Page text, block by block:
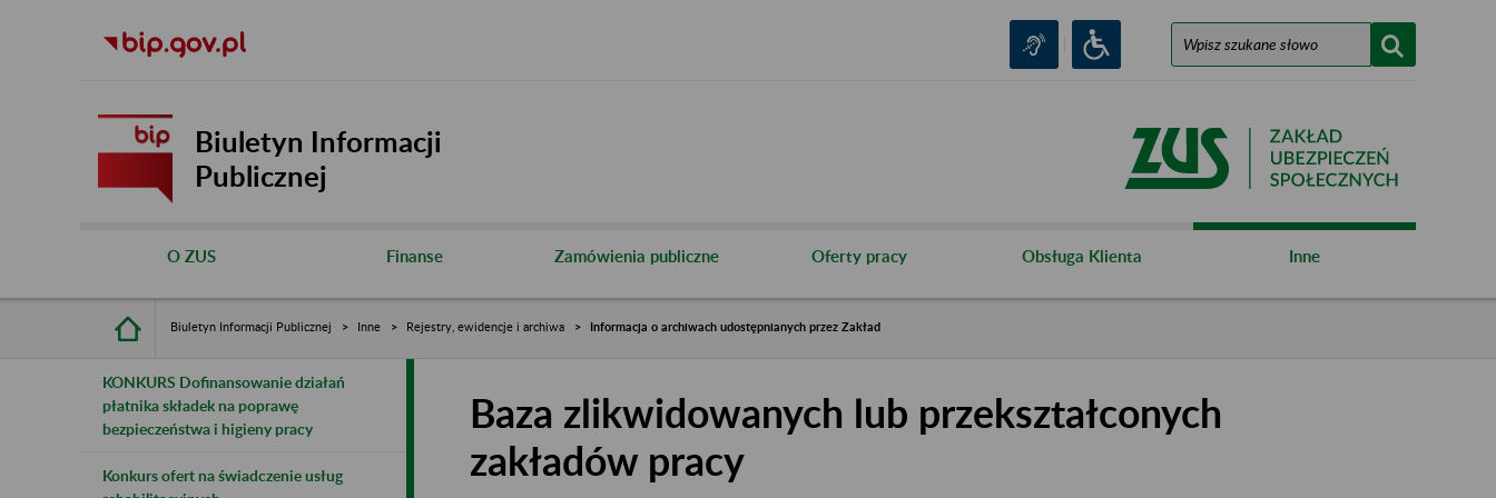
Biuletyn Informacji
Publicznej
O ZUS Finanse Zamówienia publiczne Oferty pracy Obsługa Klienta Inne
Biuletyn Informacji Publicznej Inne Rejestry, ewidencje i archiwa Informacja o archiwach udostępnianych przez Zakład
KONKURS Dofinansowanie działań
płatnika składek na poprawę
bezpieczeństwa i higieny pracy
Konkurs ofert na świadczenie usług
Baza zlikwidowanych lub przekształconych
zakładów pracy